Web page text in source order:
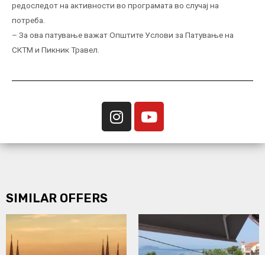
редоследот на активности во програмата во случај на
потреба.
– За ова патување важат Општите Услови за Патување на
СКТМ и Пикник Травел.
SIMILAR OFFERS